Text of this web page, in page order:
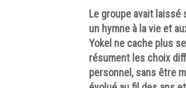
Le groupe avait laissé
un hymne à la vie et
Yokel ne cache plus
résument les choix
personnel, sans être